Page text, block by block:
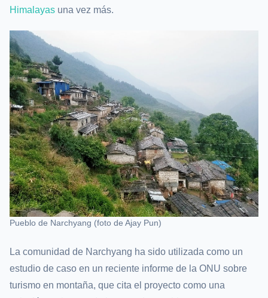
Himalayas una vez más.
Pueblo de Narchyang (foto de Ajay Pun)
La comunidad de Narchyang ha sido utilizada como un
estudio de caso en un reciente informe de la ONU sobre
turismo en montaña, que cita el proyecto como una